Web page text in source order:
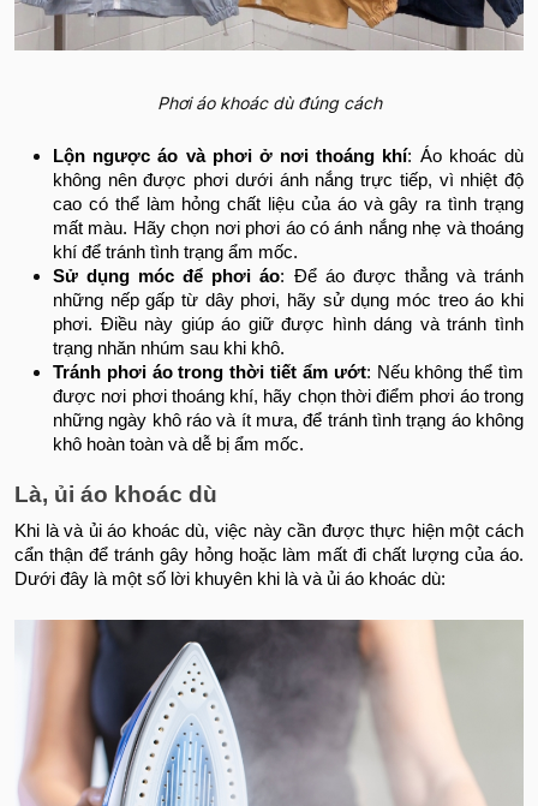
Phơi áo khoác dù đúng cách
Lộn ngược áo và phơi ở nơi thoáng khí: Áo khoác dù
không nên được phơi dưới ánh nắng trực tiếp, vì nhiệt độ
cao có thể làm hỏng chất liệu của áo và gây ra tình trạng
mất màu. Hãy chọn nơi phơi áo có ánh nắng nhẹ và thoáng
khí để tránh tình trạng ẩm mốc.
Sử dụng móc để phơi áo: Để áo được thẳng và tránh
những nếp gấp từ dây phơi, hãy sử dụng móc treo áo khi
phơi. Điều này giúp áo giữ được hình dáng và tránh tình
trạng nhăn nhúm sau khi khô.
Tránh phơi áo trong thời tiết ẩm ướt: Nếu không thể tìm
được nơi phơi thoáng khí, hãy chọn thời điểm phơi áo trong
những ngày khô ráo và ít mưa, để tránh tình trạng áo không
khô hoàn toàn và dễ bị ẩm mốc.
Là, ủi áo khoác dù
Khi là và ủi áo khoác dù, việc này cần được thực hiện một cách
cẩn thận để tránh gây hỏng hoặc làm mất đi chất lượng của áo.
Dưới đây là một số lời khuyên khi là và ủi áo khoác dù: